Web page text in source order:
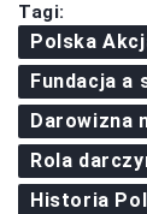
Tagi:
Polska
Fundacja a
Darowizna
Rola
Historia